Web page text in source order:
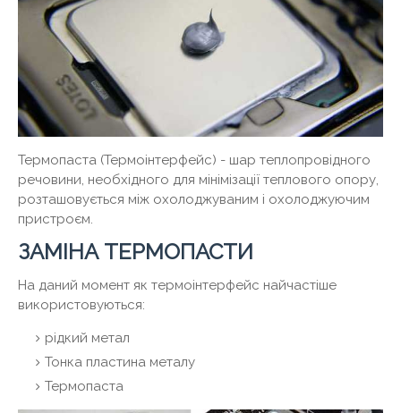
Термопаста (Термоінтерфейс) - шар теплопровідного
речовини, необхідного для мінімізації теплового опору,
розташовується між охолоджуваним і охолоджуючим
пристроєм.
ЗАМІНА ТЕРМОПАСТИ
На даний момент як термоінтерфейс найчастіше
використовуються:
рідкий метал
Тонка пластина металу
Термопаста